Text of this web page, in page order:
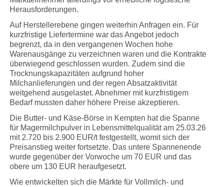
Herausforderungen.
Auf Herstellerebene gingen weiterhin Anfragen ein. Für
kurzfristige Liefertermine war das Angebot jedoch
begrenzt, da in den vergangenen Wochen hohe
Warenausgänge zu verzeichnen waren und die Kontrakte
überwiegend geschlossen wurden. Zudem sind die
Trocknungskapazitäten aufgrund hoher
Milchanlieferungen und der regen Absatzaktivität
weitgehend ausgelastet. Abnehmer mit kurzfristigem
Bedarf mussten daher höhere Preise akzeptieren.
Die Butter- und Käse-Börse in Kempten hat die Spanne
für Magermilchpulver in Lebensmittelqualität am 25.03.26
mit 2.720 bis 2.900 EUR/t festgestellt, womit sich der
Preisanstieg weiter fortsetzte. Das untere Spannenende
wurde gegenüber der Vorwoche um 70 EUR und das
obere um 130 EUR heraufgesetzt.
Wie entwickelten sich die Märkte für Vollmilch- und